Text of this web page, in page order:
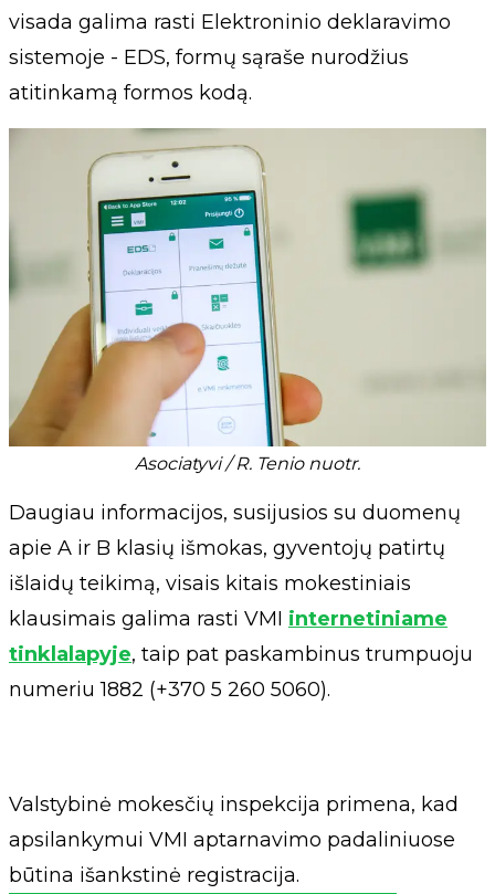
visada galima rasti Elektroninio deklaravimo
sistemoje - EDS, formų sąraše nurodžius
atitinkamą formos kodą.
Asociatyvi / R. Tenio nuotr.
Daugiau informacijos, susijusios su duomenų
apie A ir B klasių išmokas, gyventojų patirtų
išlaidų teikimą, visais kitais mokestiniais
klausimais galima rasti VMI internetiniame
tinklalapyje, taip pat paskambinus trumpuoju
numeriu 1882 (+370 5 260 5060).
Valstybinė mokesčių inspekcija primena, kad
apsilankymui VMI aptarnavimo padaliniuose
būtina išankstinė registracija.